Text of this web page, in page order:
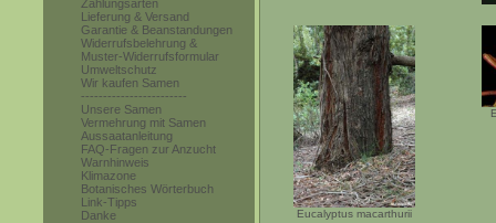
Zahlungsarten
Lieferung & Versand
Garantie & Beanstandungen
Widerrufsbelehrung &
Muster-Widerrufsformular
Umweltschutz
Wir kaufen Samen
------------------------
Unsere Samen
Vermehrung mit Samen
Aussaatanleitung
FAQ-Fragen zur Anzucht
Warnhinweis
Klimazone
Botanisches Wörterbuch
Link-Tipps
Danke
Eucalyptus macarthurii